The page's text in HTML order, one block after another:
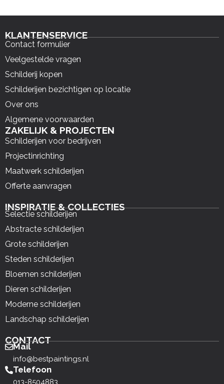
KLANTENSERVICE
Contact formulier
Veelgestelde vragen
Schilderij kopen
Schilderijen bezichtigen op locatie
Over ons
Algemene voorwaarden
ZAKELIJK & PROJECTEN
Schilderijen voor bedrijven
Projectinrichting
Maatwerk schilderijen
Offerte aanvragen
INSPIRATIE & COLLECTIES
Selectie schilderijen
Abstracte schilderijen
Grote schilderijen
Steden schilderijen
Bloemen schilderijen
Dieren schilderijen
Moderne schilderijen
Landschap schilderijen
CONTACT
Mail
info@bestpaintings.nl
Telefoon
013-8504883